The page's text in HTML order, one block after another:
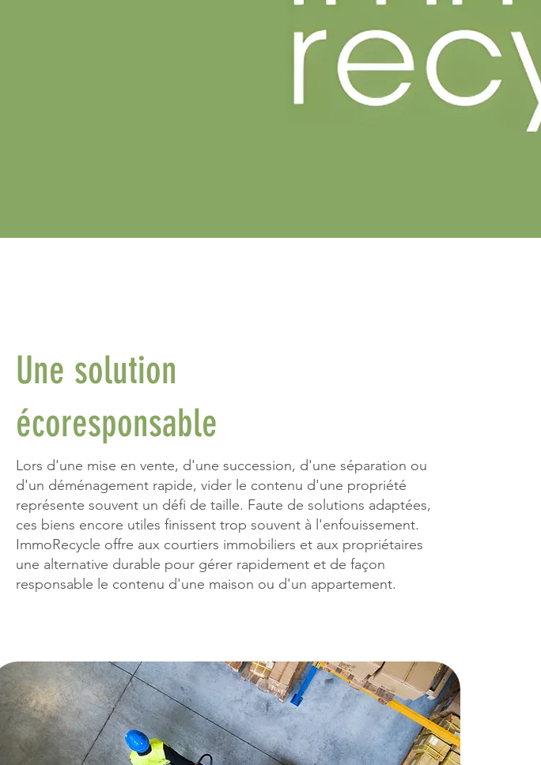
Une solution
écoresponsable
Lors d'une mise en vente, d'une succession, d'une séparation ou
d'un déménagement rapide, vider le contenu d'une propriété
représente souvent un défi de taille. Faute de solutions adaptées,
ces biens encore utiles finissent trop souvent à l'enfouissement.
ImmoRecycle offre aux courtiers immobiliers et aux propriétaires
une alternative durable pour gérer rapidement et de façon
responsable le contenu d'une maison ou d'un appartement.